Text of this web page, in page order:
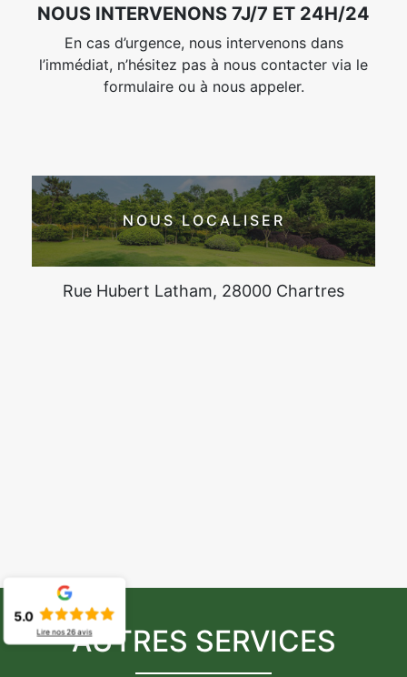
NOUS INTERVENONS 7J/7 ET 24H/24
En cas d’urgence, nous intervenons dans
l’immédiat, n’hésitez pas à nous contacter via le
formulaire ou à nous appeler.
NOUS LOCALISER
Rue Hubert Latham, 28000 Chartres
AUTRES SERVICES
5.0
Lire nos26avis